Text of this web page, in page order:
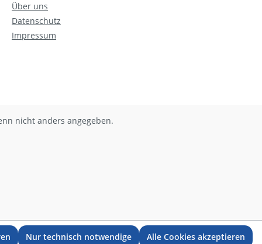
Über uns
Datenschutz
Impressum
nicht anders angegeben.
Nur technisch notwendige Alle Cookies akzeptieren